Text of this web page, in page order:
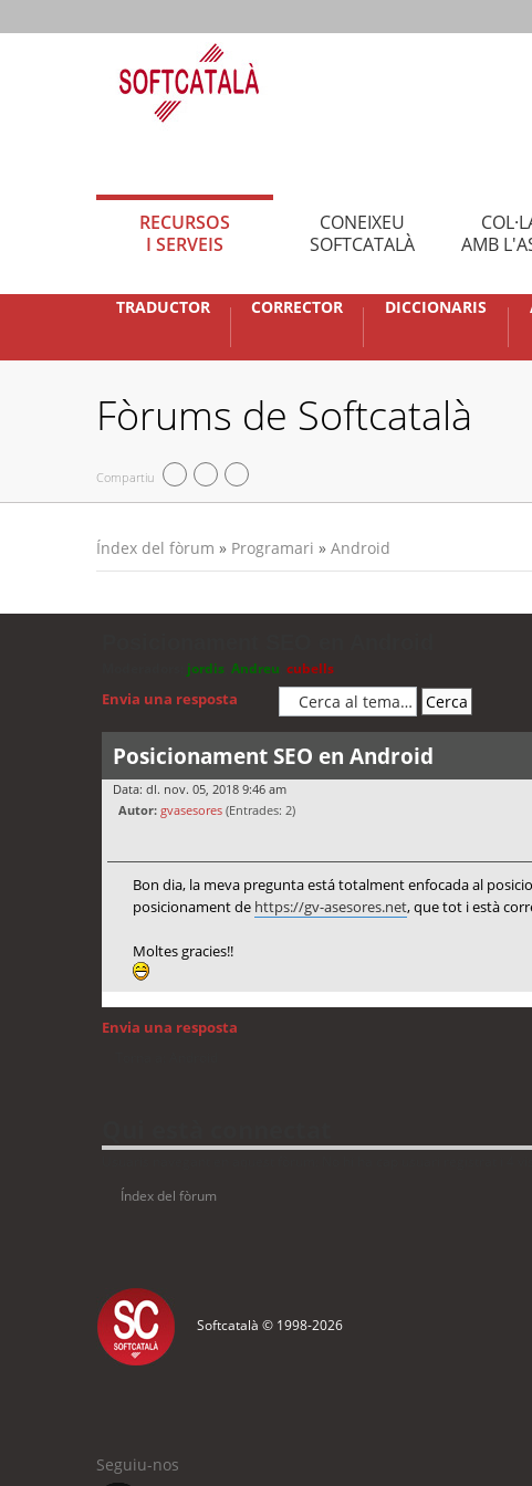
RECURSOS
I SERVEIS
CONEIXEU
SOFTCATALÀ
AMB
TRADUCTOR CORRECTOR DICCIONARIS
Fòrums de Softcatalà
Compartiu
Índex del fòrum » Programari » Android
jordis Andreu cubells
Envia una resposta
Posicionament SEO en Android
Data: dl. nov. 05, 2018 9:46 am
Autor: gvasesores (Entrades: 2)
Bon dia, la meva pregunta está totalment enfocada al
posicionament de https://gv-asesores.net, que tot i està
Moltes gracies!!
Envia una resposta
Índex del fòrum
Softcatalà © 1998-2026
Seguiu-nos